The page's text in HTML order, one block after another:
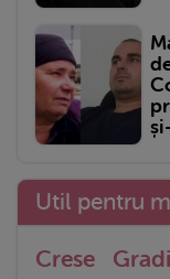
Util pentru
Crese